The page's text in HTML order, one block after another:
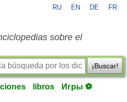
RU EN DE FR
sobre el
¡Buscar!
libros Игры ⚽